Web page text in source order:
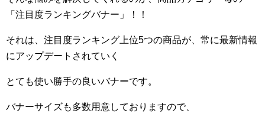
「注目度ランキングバナー」！！
それは、注目度ランキング上位5つの商品が、常に最新情報
にアップデートされていく
とても使い勝手の良いバナーです。
バナーサイズも多数用意しておりますので、